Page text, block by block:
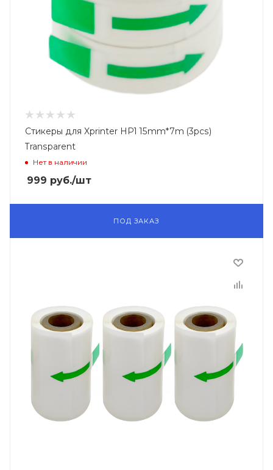
Стикеры для Xprinter HP1 15mm*7m (3pcs)
Transparent
Нет в наличии
999 руб./шт
ПОД ЗАКАЗ